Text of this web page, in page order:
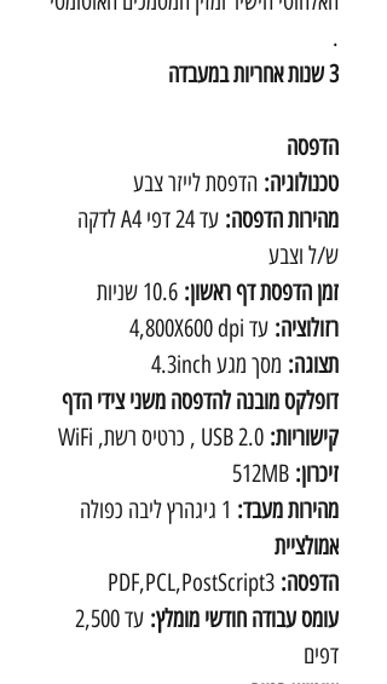
.
3 שנות אחריות במעבדה
הדפסה
טכנולוגיה: הדפסת לייזר צבע
מהירות הדפסה:
עד 24 דפי A4 לדקה
ש/ל וצבע
זמן הדפסת דף ראשון:
רזולוציה: עד 4,800X600 dpi
תצוגה: מסך מגע 4.3inch
דופלקס מובנה להדפסה משני צידי הדף
קישוריות:
זיכרון:
מהירות מעבד:
אמולציית
הדפסה:
עומס עבודה חודשי מומלץ:
עד 2,500
דפים